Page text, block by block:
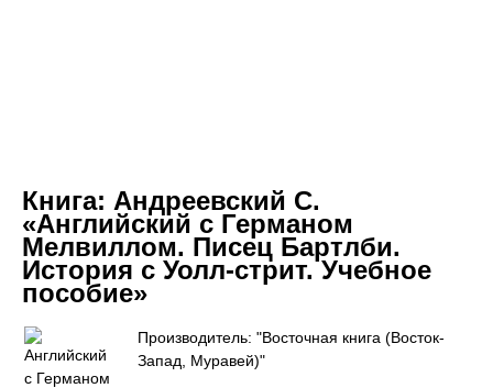
Книга: Андреевский С.
«Английский с Германом
Мелвиллом. Писец Бартлби.
История с Уолл-стрит. Учебное
пособие»
Производитель: "Восточная книга (Восток-
Запад, Муравей)"